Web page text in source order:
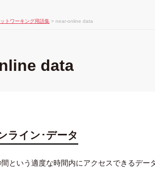
トワーキング用語集 > near-online data
data
ライン･データ
という適度な時間内にアクセスできるデー